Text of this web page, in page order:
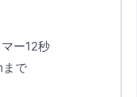
ー12秒
まで